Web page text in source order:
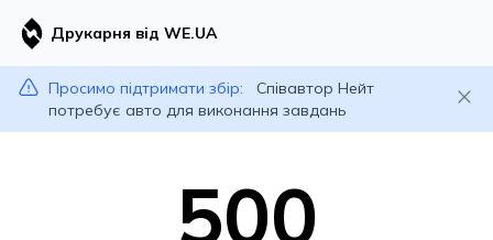
Друкарня від WE.UA
Просимо підтримати збір:
Співавтор Нейт
потребує авто для виконання завдань
500